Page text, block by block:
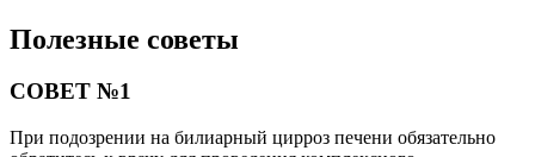
Полезные советы
СОВЕТ №1
При подозрении на билиарный цирроз печени обязательно